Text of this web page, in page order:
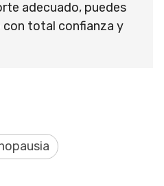
adecuado, puedes
con total confianza y